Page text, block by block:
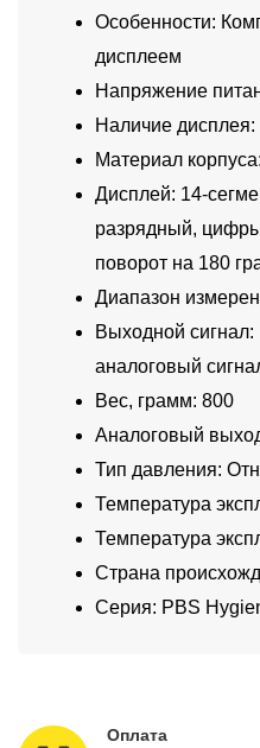
Особенности:
дисплеем
Напряжение
Наличие дисплея:
Материал
Дисплей: 14-
разрядный,
поворот на 180
Диапазон
Выходной
аналоговый
Вес, грамм: 800
Аналоговый
Тип давления:
Температура
Температура
Страна
Серия: PBS
Оплата